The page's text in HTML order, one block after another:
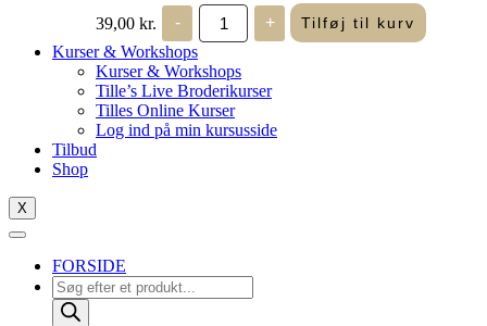
39,00 kr. -
John
James
-
Perlenåle
Krumme
10
antal
+ Tilføj til kurv
Kurser & Workshops
Kurser & Workshops
Tille’s Live Broderikurser
Tilles Online Kurser
Log ind på min kursusside
Tilbud
Shop
X
FORSIDE
Products
search